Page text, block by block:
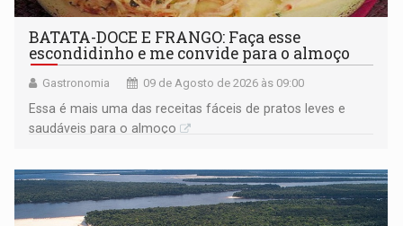
BATATA-DOCE E FRANGO: Faça esse
escondidinho e me convide para o almoço
Gastronomia 09 de Agosto de 2026 às 09:00
Essa é mais uma das receitas fáceis de pratos leves e
saudáveis para o almoço